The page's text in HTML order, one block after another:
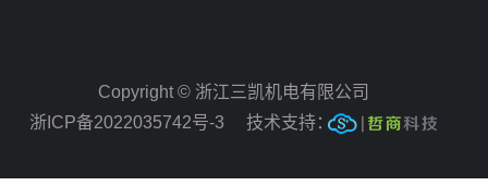
Copyright © 浙江三凯机电有限公司
浙ICP备2022035742号-3
技术支持：